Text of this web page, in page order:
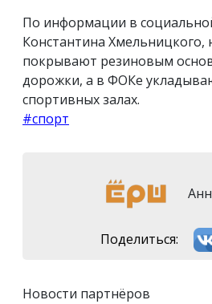
По информации в
Константина Хмельницкого,
покрывают резиновым
дорожки, а в ФОКе
спортивных залах.
#спорт
Поделиться:
Новости партнёров